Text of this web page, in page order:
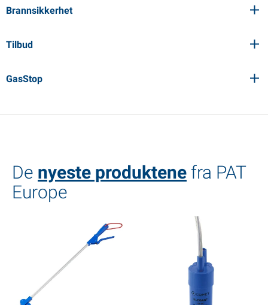
Brannsikkerhet
Tilbud
GasStop
De nyeste produktene fra PAT
Europe